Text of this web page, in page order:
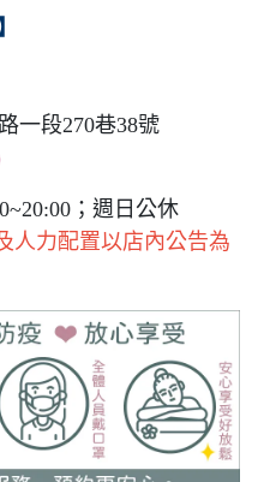
一段270巷38號
；週日公休
人力配置以店內公告為